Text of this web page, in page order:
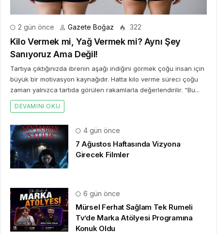
2 gün önce Gazete Boğaz 322
Kilo Vermek mi, Yağ Vermek mi? Aynı Şey
Sanıyoruz Ama Değil!
Tartıya çıktığınızda ibrenin aşağı indiğini görmek çoğu insan için
büyük bir motivasyon kaynağıdır. Hatta kilo verme süreci çoğu
zaman yalnızca tartıda görülen rakamlarla değerlendirilir. “Bu...
DEVAMINI OKU
4 gün önce
7 Ağustos Haftasında Vizyona
Girecek Filmler
6 gün önce
Mürsel Ferhat Sağlam Tek Rumeli
Tv’de Marka Atölyesi Programına
Konuk Oldu